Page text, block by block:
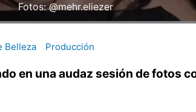
Fotos: @mehr.eliezer
Belleza Producción
en una audaz sesión de fotos